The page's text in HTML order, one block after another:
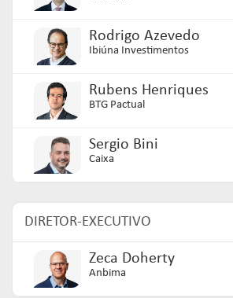
Rodrigo Azevedo
Ibiúna Investimentos
Rubens Henriques
BTG Pactual
Sergio Bini
Caixa
DIRETOR-EXECUTIVO
Zeca Doherty
Anbima